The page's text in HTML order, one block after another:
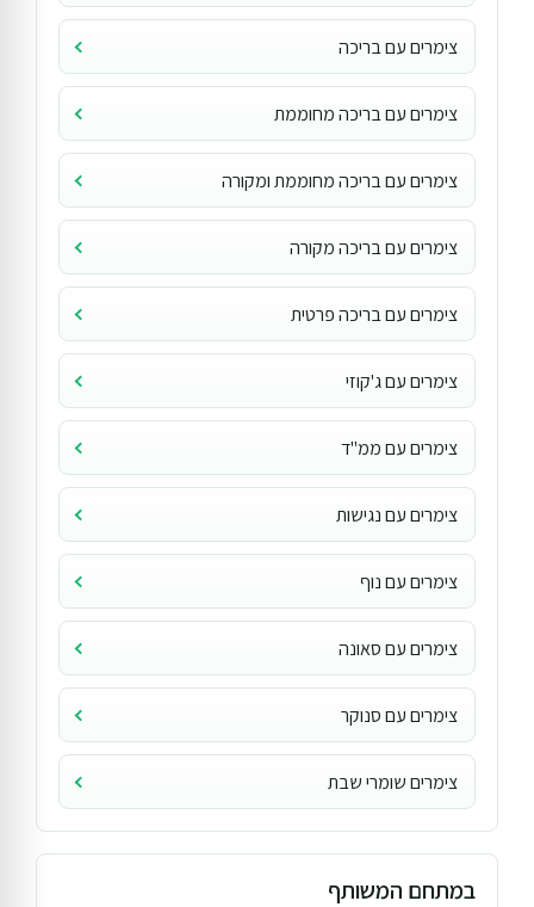
צימרים עם בריכה
צימרים עם בריכה מחוממת
צימרים עם בריכה מחוממת ומקורה
צימרים עם בריכה מקורה
צימרים עם בריכה פרטית
צימרים עם ג'קוזי
צימרים עם ממ"ד
צימרים עם נגישות
צימרים עם נוף
צימרים עם סאונה
צימרים עם סנוקר
צימרים שומרי שבת
במתחם המשותף